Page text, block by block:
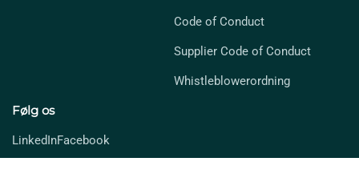
Code of Conduct
Supplier Code of Conduct
Whistleblowerordning
Følg os
LinkedInFacebook